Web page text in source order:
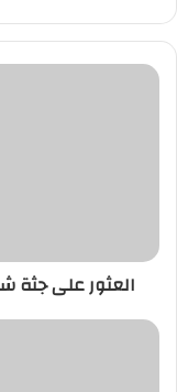
العثور
نمة
العثور على
وزارة